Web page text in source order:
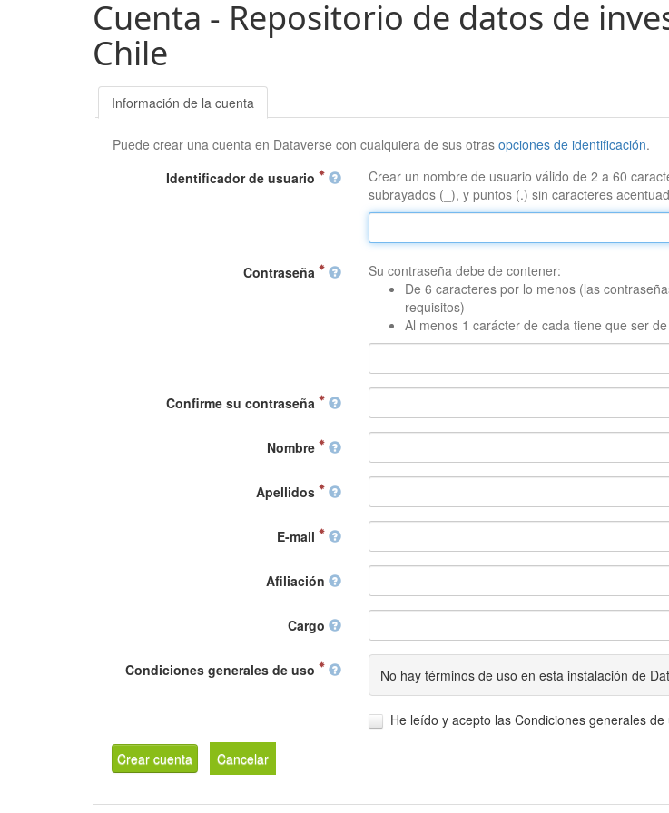
Cuenta - Repositorio de datos de
Chile
Información de la cuenta
Puede crear una cuenta en Dataverse con cualquiera de sus otrasopciones de identificación.
Identificador de usuario
Crear un nombre de usuario válido de 2 a 60
subrayados (_), y puntos (.) sin caracteres
Contraseña
Su contraseña debe de contener:
De 6 caracteres por lo menos (las
requisitos)
Al menos 1 carácter de cada tiene que ser
Confirme su contraseña
Nombre
Apellidos
E-mail
Afiliación
Cargo
Condiciones generales de uso No hay términos de uso en esta instalación de
He leído y acepto las Condiciones generales
Crear cuenta Cancelar